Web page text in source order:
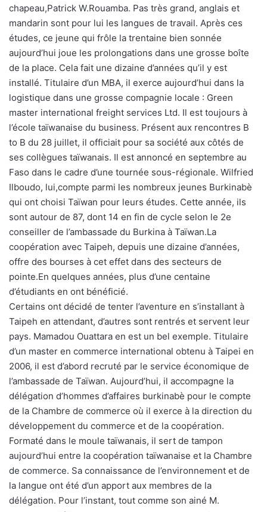
chapeau,Patrick W.Rouamba. Pas très grand, anglais et
mandarin sont pour lui les langues de travail. Après ces
études, ce jeune qui frôle la trentaine bien sonnée
aujourd’hui joue les prolongations dans une grosse boîte
de la place. Cela fait une dizaine d’années qu’il y est
installé. Titulaire d’un MBA, il exerce aujourd’hui dans la
logistique dans une grosse compagnie locale : Green
master international freight services Ltd. Il est toujours à
l’école taïwanaise du business. Présent aux rencontres B
to B du 28 juillet, il officiait pour sa société aux côtés de
ses collègues taïwanais. Il est annoncé en septembre au
Faso dans le cadre d’une tournée sous-régionale. Wilfried
Ilboudo, lui,compte parmi les nombreux jeunes Burkinabè
qui ont choisi Taïwan pour leurs études. Cette année, ils
sont autour de 87, dont 14 en fin de cycle selon le 2e
conseiller de l’ambassade du Burkina à Taïwan.La
coopération avec Taipeh, depuis une dizaine d’années,
offre des bourses à cet effet dans des secteurs de
pointe.En quelques années, plus d’une centaine
d’étudiants en ont bénéficié.
Certains ont décidé de tenter l’aventure en s’installant à
Taipeh en attendant, d’autres sont rentrés et servent leur
pays. Mamadou Ouattara en est un bel exemple. Titulaire
d’un master en commerce international obtenu à Taipei en
2006, il est d’abord recruté par le service économique de
l’ambassade de Taïwan. Aujourd’hui, il accompagne la
délégation d’hommes d’affaires burkinabè pour le compte
de la Chambre de commerce où il exerce à la direction du
développement du commerce et de la coopération.
Formaté dans le moule taïwanais, il sert de tampon
aujourd’hui entre la coopération taïwanaise et la Chambre
de commerce. Sa connaissance de l’environnement et de
la langue ont été d’un apport aux membres de la
délégation. Pour l’instant, tout comme son ainé M.